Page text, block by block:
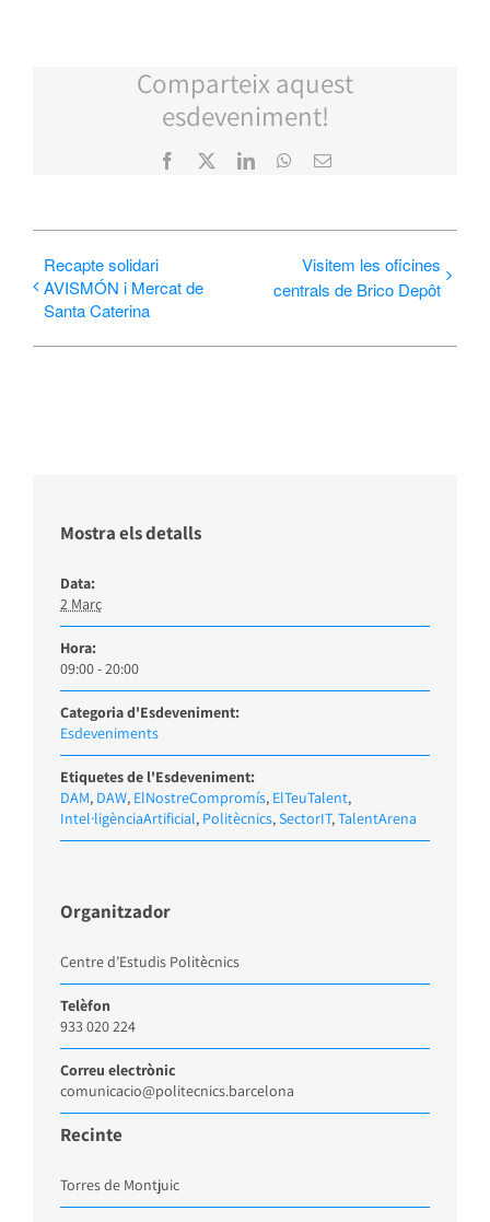
Comparteix aquest
esdeveniment!
Facebook LinkedInWhatsApp
Email:
Recapte solidari
AVISMÓN i Mercat de
Santa Caterina
Visitem les oficines
centrals de Brico Depôt
Mostra els detalls
Data:
2 Març
Hora:
09:00 - 20:00
Categoria d'Esdeveniment:
Esdeveniments
Etiquetes de l'Esdeveniment:
DAM, DAW, ElNostreCompromís, ElTeuTalent,
Intel·ligènciaArtificial, Politècnics, SectorIT, TalentArena
Recinte
Torres de Montjuic
Organitzador
Centre d’Estudis Politècnics
Telèfon
933 020 224
Correu electrònic
comunicacio@politecnics.barcelona